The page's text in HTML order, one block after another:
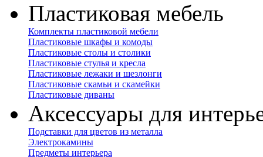
Пластиковая мебель
Комплекты пластиковой мебели
Пластиковые шкафы и комоды
Пластиковые столы и столики
Пластиковые стулья и кресла
Пластиковые лежаки и шезлонги
Пластиковые скамьи и скамейки
Пластиковые диваны
Аксессуары для
Подставки для цветов из металла
Электрокамины
Предметы интерьера